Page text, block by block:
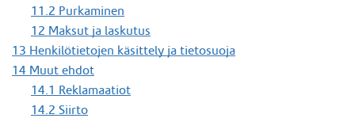
11.2 Purkaminen
12 Maksut ja laskutus
13 Henkilötietojen käsittely ja tietosuoja
14 Muut ehdot
14.1 Reklamaatiot
14.2 Siirto